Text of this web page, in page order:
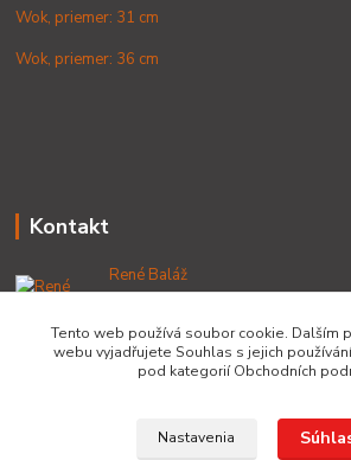
Wok, priemer: 31 cm
Wok, priemer: 36 cm
Kontakt
René Baláž
+421 902 212 007
od 8:00 - do 16:00 hod
info@lacnekotliky.sk
Tento web používá soubor cookie. Dalším
webu vyjadřujete Souhlas s jejich
pod kategorií Obchodních
Nastavenia